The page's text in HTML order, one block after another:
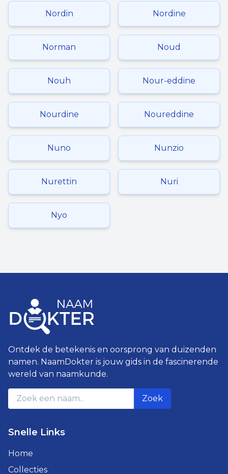
Nordin Nordine
Norman Noud
Nouh Nour-eddine
Nourdine Noureddine
Nuno Nunzio
Nurettin Nuri
Nyo
Ontdek de betekenis en oorsprong van duizenden
namen. NaamDokter is jouw gids in de fascinerende
wereld van naamkunde.
Zoek
Snelle Links
Home
Collecties